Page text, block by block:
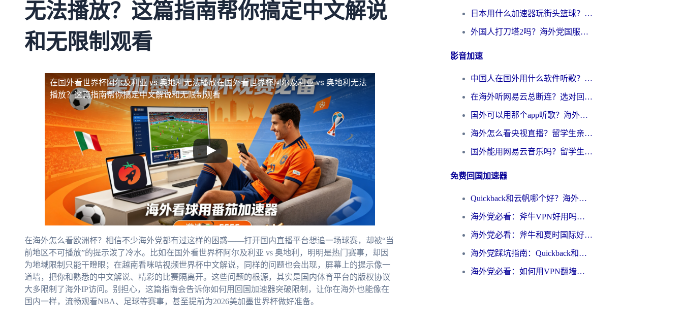
无法播放？这篇指南帮你搞定中文解说
和无限制观看
在国外看世界杯阿尔及利亚 vs 奥地利无法播放在国外看世界杯阿尔及利亚 vs 奥地利无法
播放？这篇指南帮你搞定中文解说和无限制观看
在海外怎么看欧洲杯？相信不少海外党都有过这样的困惑——打开国内直播平台想追一场球赛，却被“当
前地区不可播放”的提示泼了冷水。比如在国外看世界杯阿尔及利亚 vs 奥地利，明明是热门赛事，却因
为地域限制只能干瞪眼；在越南看咪咕视频世界杯中文解说，同样的问题也会出现，屏幕上的提示像一
道墙，把你和熟悉的中文解说、精彩的比赛隔离开。这些问题的根源，其实是国内体育平台的版权协议
大多限制了海外IP访问。别担心，这篇指南会告诉你如何用回国加速器突破限制，让你在海外也能像在
国内一样，流畅观看NBA、足球等赛事，甚至提前为2026美加墨世界杯做好准备。
日本用什么加速器玩街头篮球？海外党国服游戏不卡顿的终极攻略
外国人打刀塔2吗？海外党国服游戏加速避坑全攻略
影音加速
中国人在国外用什么软件听歌？别再被地域限制卡脖子，这篇教你轻松解锁国内音乐库
在海外听网易云总断连？选对回国加速器，告别地区限制和卡顿
国外可以用那个app听歌？海外党亲测有效的回国加速方案，轻松听国内音乐听书
海外怎么看央视直播？留学生亲测：3步解决版权限制+追剧自由
国外能用网易云音乐吗？留学生亲测：3步解决海外听歌难题
免费回国加速器
Quickback和云帆哪个好？海外党2026亲测指南：选对加速器大陆工具，无缝刷国内剧玩国服
海外党必看：斧牛VPN好用吗？和GoLinkVPN对比哪个回国效果更好？
海外党必看：斧牛和夏时国际好用吗？3步选对回国加速器，无缝刷国内资源
海外党踩坑指南：Quickback和归雁好用吗？选对加速器才能无缝刷国内资源
海外党必看：如何用VPN翻墙到大陆PTT？一篇解决你所有回国加速痛点